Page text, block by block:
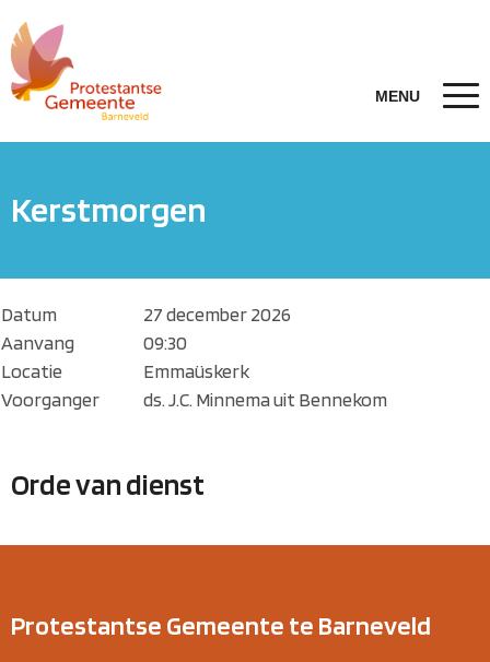
Kerstmorgen
Datum
27 december 2026
Aanvang
09:30
Locatie
Emmaüskerk
Voorganger
ds. J.C. Minnema uit Bennekom
Orde van dienst
Protestantse Gemeente te Barneveld